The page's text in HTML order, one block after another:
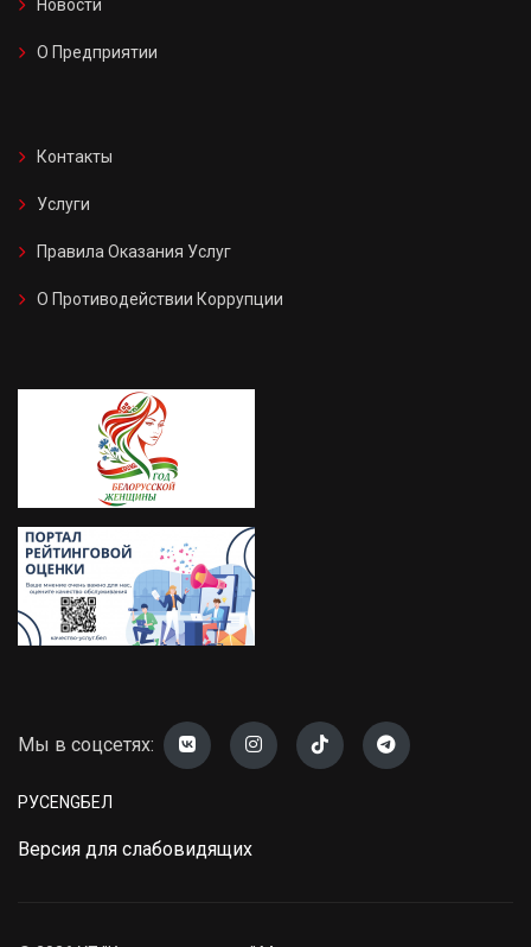
Новости
О Предприятии
Контакты
Услуги
Правила Оказания Услуг
О Противодействии Коррупции
Мы в соцсетях:
РУСENGБЕЛ
Версия для слабовидящих